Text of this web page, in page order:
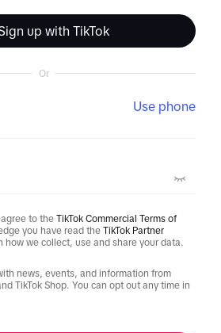
up with TikTok
Or
Use phone
to the TikTok Commercial Terms of
you have read the TikTok Partner
how we collect, use and share your data.
news, events, and information from
TikTok Shop. You can opt out any time in